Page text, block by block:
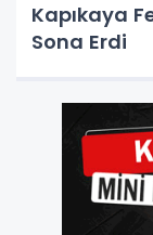
Kapıkaya
Sona Erdi